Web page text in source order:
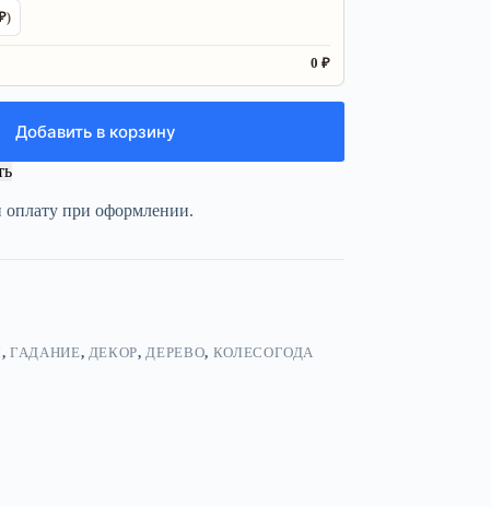
)
0 ₽
Добавить в корзину
оплату при оформлении.
, ГАДАНИЕ, ДЕКОР,ДЕРЕВО, КОЛЕСОГОДА